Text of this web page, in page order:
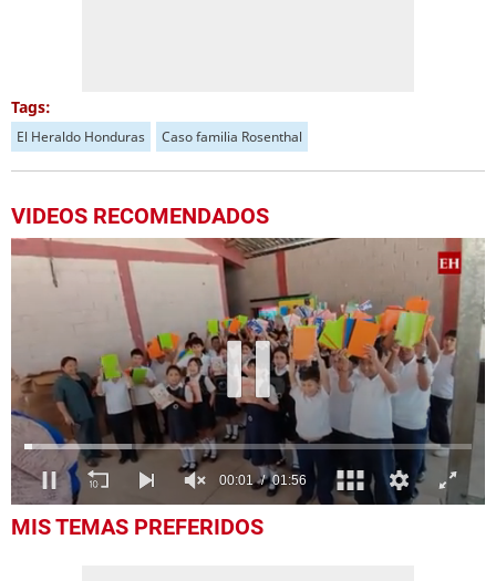
Tags:
El Heraldo Honduras Caso familia Rosenthal
VIDEOS RECOMENDADOS
seconds
MIS TEMAS PREFERIDOS